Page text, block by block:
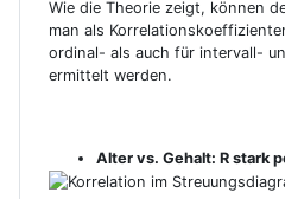
Wie die Theorie zeigt, können
man als
ordinal- als auch für intervall-
ermittelt werden.
Alter vs. Gehalt: R stark